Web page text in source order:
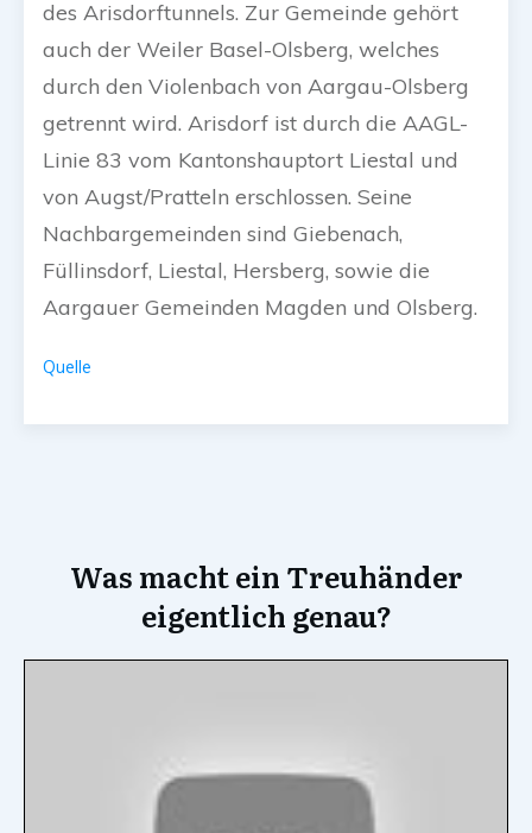
des Arisdorftunnels. Zur Gemeinde gehört
auch der Weiler Basel-Olsberg, welches
durch den Violenbach von Aargau-Olsberg
getrennt wird. Arisdorf ist durch die AAGL-
Linie 83 vom Kantonshauptort Liestal und
von Augst/Pratteln erschlossen. Seine
Nachbargemeinden sind Giebenach,
Füllinsdorf, Liestal, Hersberg, sowie die
Aargauer Gemeinden Magden und Olsberg.
Quelle
Was macht ein Treuhänder
eigentlich genau?